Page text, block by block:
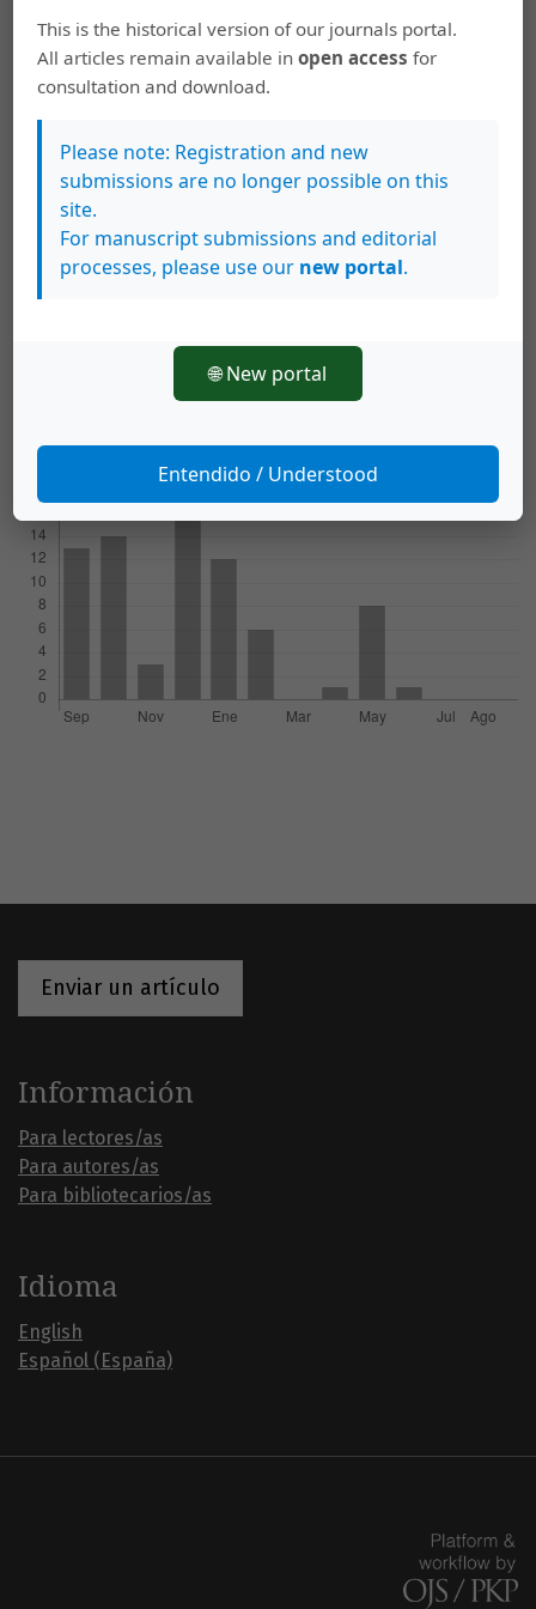
Palabras clave
alimentación tradicional
Cómo citar
Sedó Masís, P. (2021). EL TAMAL Y LA TRADICIÓN TAMALERA EN
COSTA RICA.
Más formatos de cita
Descargas
Enviar un artículo
Información
Para lectores/as
Para autores/as
Para bibliotecarios/as
Idioma
English
Español (España)
This is the historical version of our journals portal.
All articles remain available inopen access for
consultation and download.
Please note: Registration and new
submissions are no longer possible on this
site.
For manuscript submissions and editorial
processes, please use our new portal.
🌐 New portal
Entendido / Understood